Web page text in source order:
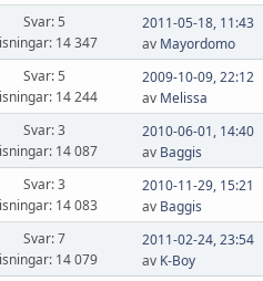
Svar: 5
14 347
2011-05-18, 11:43
av Mayordomo
Svar: 5
14 244
2009-10-09, 22:12
av Melissa
Svar: 3
14 087
2010-06-01, 14:40
av Baggis
Svar: 3
14 083
2010-11-29, 15:21
av Baggis
Svar: 7
14 079
2011-02-24, 23:54
av K-Boy